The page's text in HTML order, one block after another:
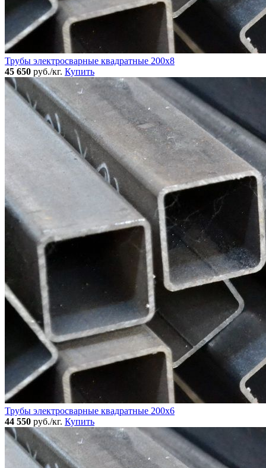
Трубы электросварные квадратные 200x8
45 650 руб./кг. Купить
Трубы электросварные квадратные 200x6
44 550 руб./кг. Купить